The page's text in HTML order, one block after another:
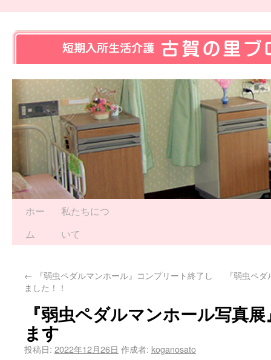
ホー
ム
私たちにつ
いて
← 『弱虫ペダルマンホール』コンプリート終了し
ました！！
『弱虫ペ
『弱虫ペダルマンホール写真
ます
投稿日: 2022年12月26日 作成者: koganosato